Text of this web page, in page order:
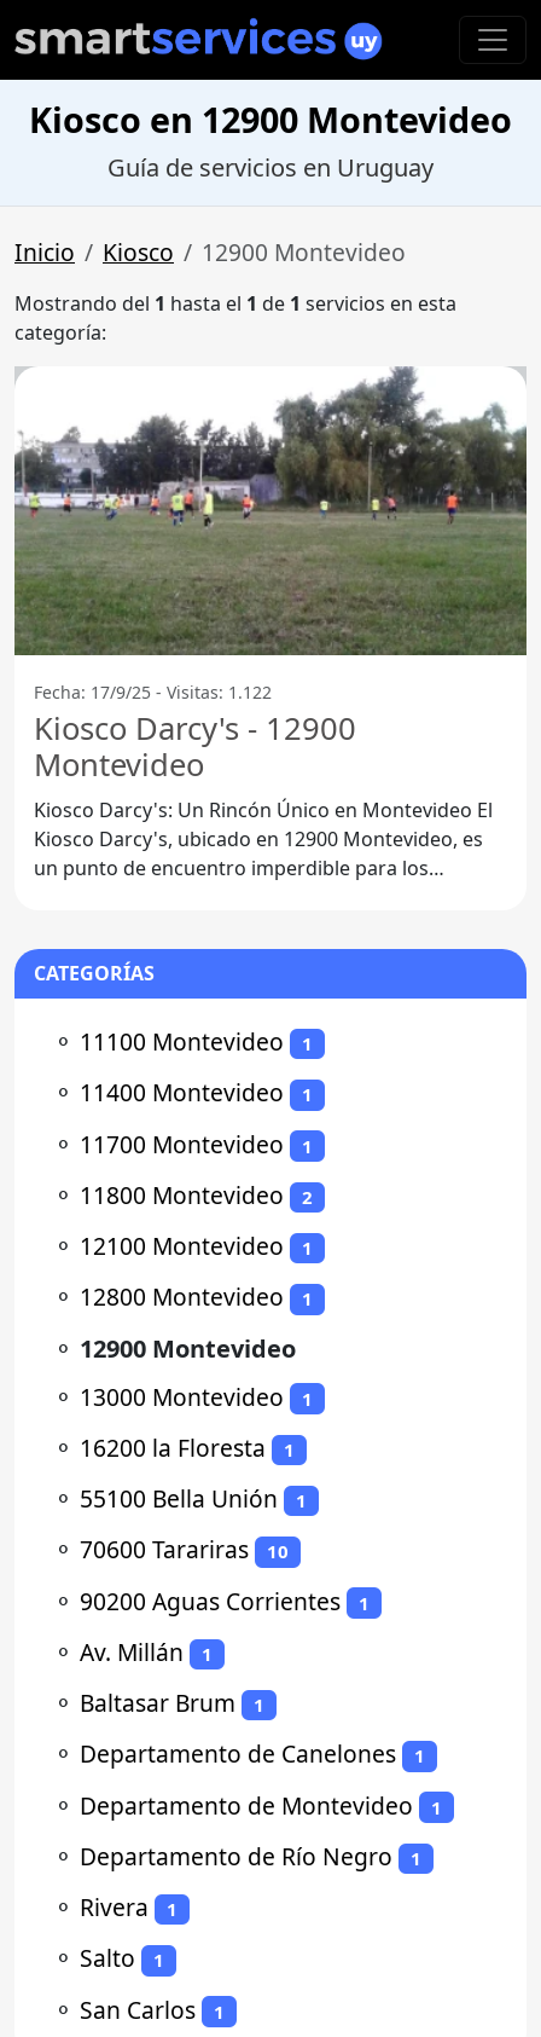
Kiosco en 12900 Montevideo
Guía de servicios en Uruguay
Inicio Kiosco 12900 Montevideo
Mostrando del 1 hasta el 1 de 1 servicios en esta
categoría:
Fecha: 17/9/25 - Visitas: 1.122
Kiosco Darcy's - 12900
Montevideo
Kiosco Darcy's: Un Rincón Único en Montevideo El
Kiosco Darcy's, ubicado en 12900 Montevideo, es
un punto de encuentro imperdible para los
CATEGORÍAS
⚬ 11100 Montevideo 1
⚬ 11400 Montevideo 1
⚬ 11700 Montevideo 1
⚬ 11800 Montevideo 2
⚬ 12100 Montevideo 1
⚬ 12800 Montevideo 1
⚬ 12900 Montevideo
⚬ 13000 Montevideo 1
⚬ 16200 la Floresta 1
⚬ 55100 Bella Unión 1
⚬ 70600 Tarariras 10
⚬ 90200 Aguas Corrientes 1
⚬ Av. Millán 1
⚬ Baltasar Brum 1
⚬ Departamento de Canelones 1
⚬ Departamento de Montevideo 1
⚬ Departamento de Río Negro 1
⚬ Rivera 1
⚬ Salto 1
⚬ San Carlos 1